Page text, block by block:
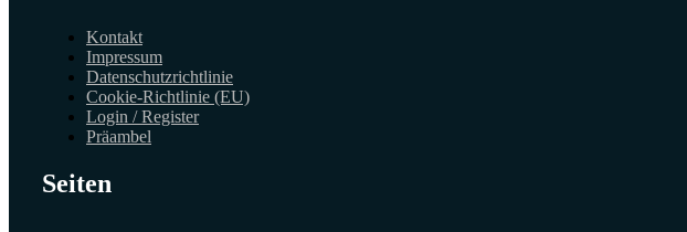
Kontakt
Impressum
Datenschutzrichtlinie
Cookie-Richtlinie (EU)
Login / Register
Präambel
Seiten